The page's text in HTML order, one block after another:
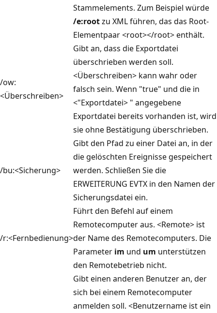
Stammelements. Zum Beispiel würde
/e:rootzu XML führen, das das Root-
Elementpaar <root></root> enthält.
/ow:
<Überschreiben>
Gibt an, dass die Exportdatei
überschrieben werden soll.
<Überschreiben> kann wahr oder
falsch sein. Wenn "true" und die in
<"Exportdatei> " angegebene
Exportdatei bereits vorhanden ist, wird
sie ohne Bestätigung überschrieben.
/bu:<Sicherung>
Gibt den Pfad zu einer Datei an, in der
die gelöschten Ereignisse gespeichert
werden. Schließen Sie die
ERWEITERUNG EVTX in den Namen der
Sicherungsdatei ein.
/r:<Fernbedienung>
Führt den Befehl auf einem
Remotecomputer aus. <Remote> ist
der Name des Remotecomputers. Die
Parameter im und um unterstützen
den Remotebetrieb nicht.
Gibt einen anderen Benutzer an, der
sich bei einem Remotecomputer
anmelden soll. <Benutzername ist ein